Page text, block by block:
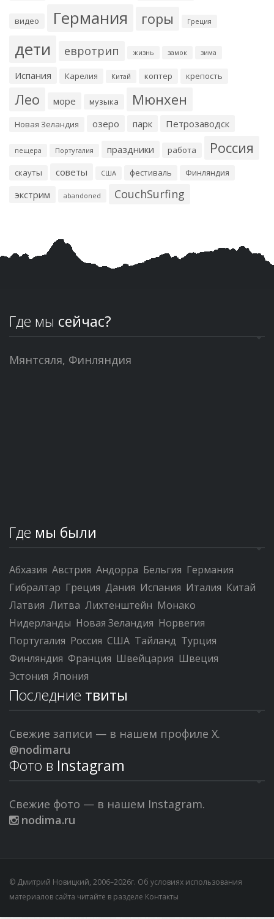
видео Германия горы Греция
дети евротрип жизнь замок зима
Испания Карелия Китай коптер крепость
Лео море музыка Мюнхен
Новая Зеландия озеро парк Петрозаводск
пещера Португалия праздники работа Россия
скауты советы США фестиваль Финляндия
экстрим abandoned CouchSurfing
Где мы сейчас?
Мянтсяля, Финляндия
Где мы были
Абхазия Австрия Андорра Бельгия Германия
Гибралтар Греция Дания Испания Италия Китай
Латвия Литва Лихтенштейн Монако
Нидерланды Новая Зеландия Норвегия
Португалия Россия США Тайланд Турция
Финляндия Франция Швейцария Швеция
Эстония Япония
Последние твиты
Свежие записи — в нашем профиле X.
@nodimaru
Фото в Instagram
Свежие фото — в нашем Instagram.
nodima.ru
© Дмитрий Новицкий, 2006–2026г. Об условиях использования
материалов сайта читайте в разделе Контакты